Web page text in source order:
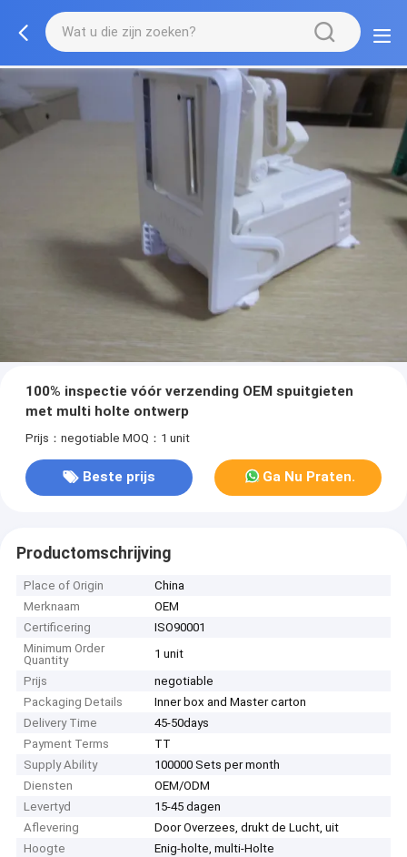
100% inspectie vóór verzending OEM spuitgieten
met multi holte ontwerp
Prijs：negotiable MOQ：1 unit
Beste prijs Ga Nu Praten.
Productomschrijving
Place of Origin
China
Merknaam
OEM
Certificering
ISO90001
Minimum Order
Quantity
1 unit
Prijs
negotiable
Packaging Details
Inner box and Master carton
Delivery Time
45-50days
Payment Terms
TT
Supply Ability
100000 Sets per month
Diensten
OEM/ODM
Levertyd
15-45 dagen
Aflevering
Door Overzees, drukt de Lucht, uit
Hoogte
Enig-holte, multi-Holte